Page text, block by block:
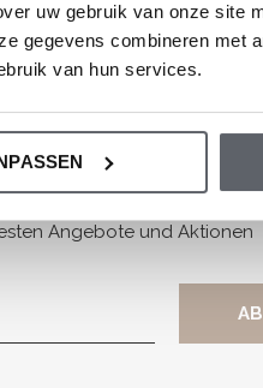
uw gebruik van onze site
gegevens combineren met
van hun services.
unseren Newsletter
Angebote und Aktionen